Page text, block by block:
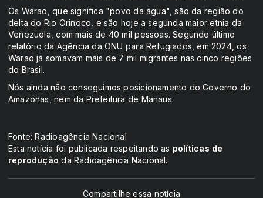
Os Warao, que significa "povo da água", são da região do
delta do Rio Orinoco, e são hoje a segunda maior etnia da
Venezuela, com mais de 40 mil pessoas. Segundo último
relatório da Agência da ONU para Refugiados, em 2024, os
Warao já somavam mais de 7 mil migrantes nas cinco regiões
do Brasil.
Nós ainda não conseguimos posicionamento do Governo do
Amazonas, nem da Prefeitura de Manaus.
Fonte: Radioagência Nacional
Esta notícia foi publicada respeitando as políticas de
reprodução da Radioagência Nacional.
Compartilhe essa notícia